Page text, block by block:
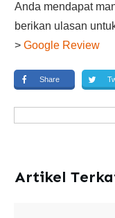
Anda mendapat
berikan ulasan
> Google Review
Share
Artikel